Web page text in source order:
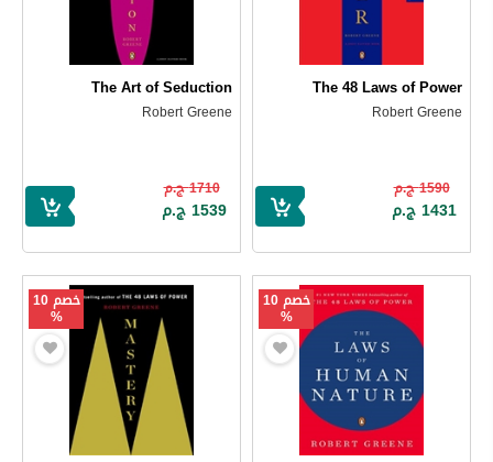
The 48 Laws of Power
Robert Greene
1590 ج.م
1431 ج.م
The Art of Seduction
Robert Greene
1710 ج.م
1539 ج.م
خصم 10
%
خصم 10
%